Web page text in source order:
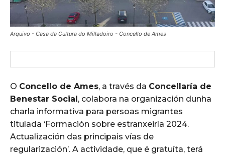
Arquivo - Casa da Cultura do Milladoiro - Concello de Ames
O Concello de Ames, a través da Concellaría de
Benestar Social, colabora na organización dunha
charla informativa para persoas migrantes
titulada ‘Formación sobre estranxeiría 2024.
Actualización das principais vías de
regularización’. A actividade, que é gratuíta, terá